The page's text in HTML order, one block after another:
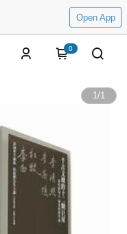
Open App
0
1/1